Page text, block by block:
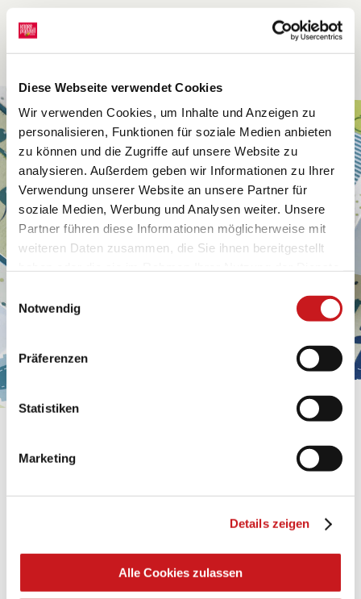
Diese Webseite verwendet Cookies
Wir verwenden Cookies, um Inhalte und Anzeigen zu
personalisieren, Funktionen für soziale Medien anbieten
zu können und die Zugriffe auf unsere Website zu
analysieren. Außerdem geben wir Informationen zu Ihrer
Verwendung unserer Website an unsere Partner für
soziale Medien, Werbung und Analysen weiter. Unsere
Partner führen diese Informationen möglicherweise mit
weiteren Daten zusammen, die Sie ihnen bereitgestellt
Datenschutzhinweisen
mehr darüber, wer wir sind, wie
personenbezogene Daten verarbeiten. Hier geht’s zum
Impressum.
Notwendig
Präferenzen
Statistiken
Marketing
Details zeigen
Alle Cookies zulassen
Eine Überraschung der besonderten Art und
Zum Tipp